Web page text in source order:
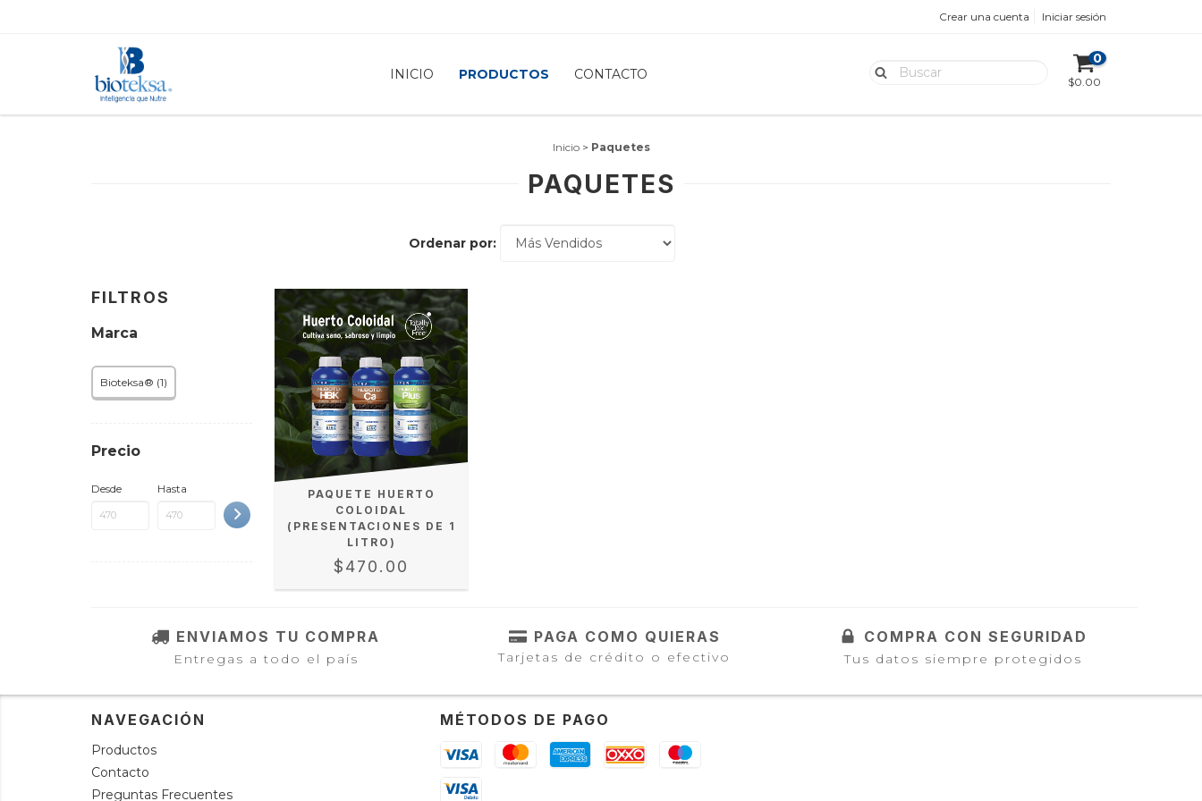
Crear una cuenta Iniciar sesión
INICIO PRODUCTOS CONTACTO
0
$0.00
Inicio > Paquetes
PAQUETES
Ordenar por:
FILTROS
Marca
Bioteksa® (1)
Precio
Desde Hasta
PAQUETE HUERTO
COLOIDAL
(PRESENTACIONES DE 1
LITRO)
$470.00
ENVIAMOS TU COMPRA
Entregas a todo el país
PAGA COMO QUIERAS
Tarjetas de crédito o efectivo
COMPRA CON SEGURIDAD
Tus datos siempre protegidos
NAVEGACIÓN
Productos
Contacto
Preguntas Frecuentes
MÉTODOS DE PAGO